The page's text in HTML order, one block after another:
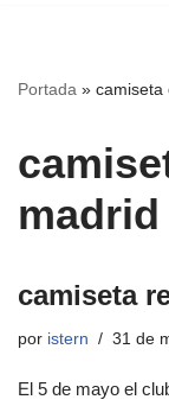
Portada » camiseta
madrid
camiseta
por istern 31 de
El 5 de mayo el